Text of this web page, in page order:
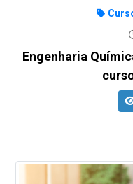
Engenharia